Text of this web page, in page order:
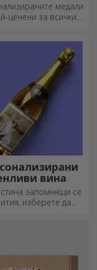
медали
ценени за всички
заслугите им!
вина
запомнящи се
изберете да